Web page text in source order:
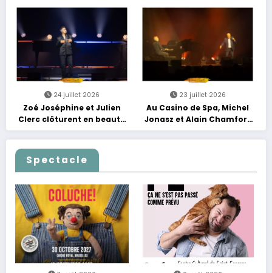
grands moments de scène
24 juillet 2026
Zoé Joséphine et Julien
Clerc clôturent en beauté
Les Nuits Francofolies au
Casino
23 juillet 2026
Au Casino de Spa, Michel
Jonasz et Alain Chamfort
célèbrent le temps qui
passe… sans jamais céder
Spectacle